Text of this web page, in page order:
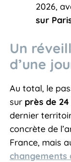
2026,
sur
Un
d’une
Au total, le
sur près de
dernier
concrète de
France, mais
changements